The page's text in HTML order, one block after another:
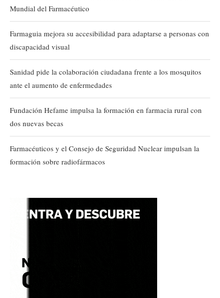
Mundial del Farmacéutico
Farmaguia mejora su accesibilidad para adaptarse a personas con
discapacidad visual
Sanidad pide la colaboración ciudadana frente a los mosquitos
ante el aumento de enfermedades
Fundación Hefame impulsa la formación en farmacia rural con
dos nuevas becas
Farmacéuticos y el Consejo de Seguridad Nuclear impulsan la
formación sobre radiofármacos